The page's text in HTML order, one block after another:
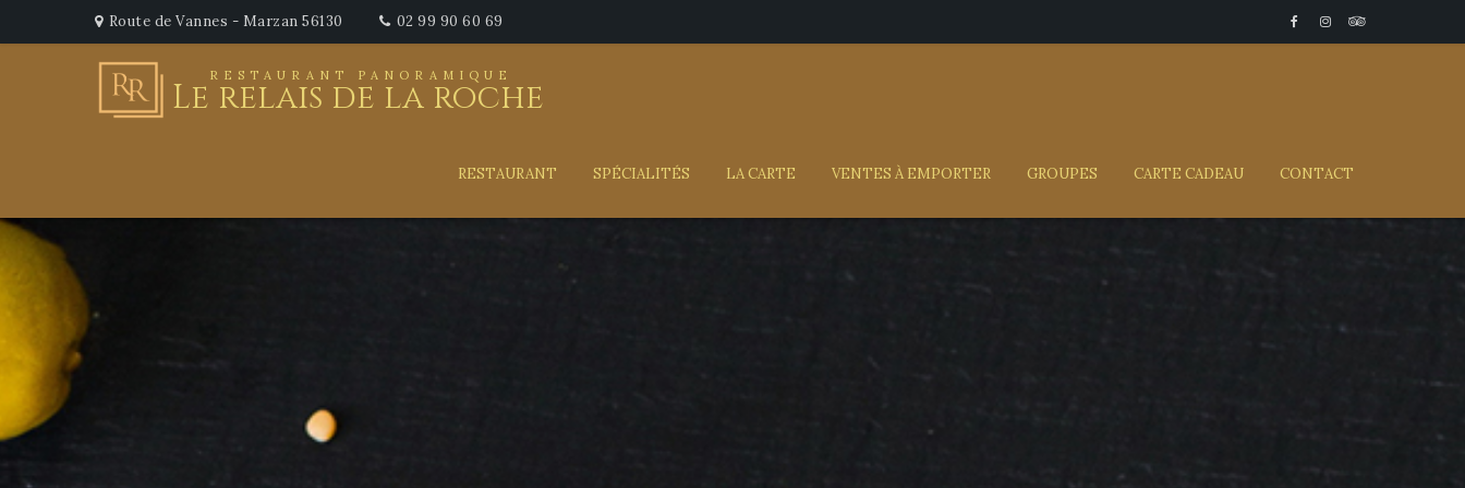
Route de Vannes - Marzan 56130 02 99 90 60 69
RESTAURANT PANORAMIQUE
Le relais de la roche
RESTAURANT SPÉCIALITÉS LA CARTE VENTES À EMPORTER GROUPES CARTE CADEAU CONTACT